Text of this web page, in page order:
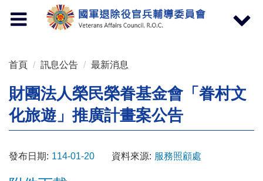
Toggle
navigation
Toggle
首頁 訊息公告 最新消息
財團法人榮民榮眷基金會「眷村文
化旅遊」推廣計畫案公告
發布日期: 114-01-20 資料來源: 服務照顧處